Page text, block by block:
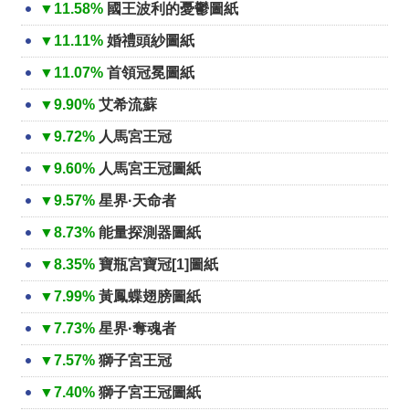
▼11.58% 國王波利的憂鬱圖紙
▼11.11% 婚禮頭紗圖紙
▼11.07% 首領冠冕圖紙
▼9.90% 艾希流蘇
▼9.72% 人馬宮王冠
▼9.60% 人馬宮王冠圖紙
▼9.57% 星界·天命者
▼8.73% 能量探測器圖紙
▼8.35% 寶瓶宮寶冠[1]圖紙
▼7.99% 黃鳳蝶翅膀圖紙
▼7.73% 星界·奪魂者
▼7.57% 獅子宮王冠
▼7.40% 獅子宮王冠圖紙